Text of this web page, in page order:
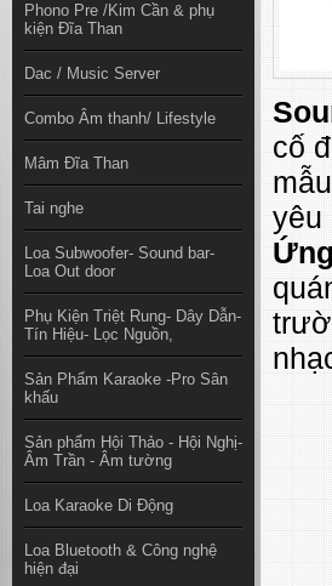
Phono Pre /Kim Cần & phụ
kiện Đĩa Than
Dac / Music Server
Combo Âm thanh/ Lifestyle
Mâm Đĩa Than
Tai nghe
Loa Subwoofer- Sound bar-
Loa Out door
Phụ Kiện Triệt Rung- Dây Dẫn-
Tín Hiệu- Lọc Nguồn,
Sản Phẩm Karaoke -Pro Sân
khấu
Sản phẩm Hội Thảo - Hội Nghị-
Âm Trần - Âm tường
Loa Karaoke Di Động
Loa Bluetooth & Công nghệ
hiện đại
cố
yêu